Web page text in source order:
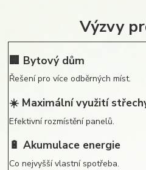
Výzvy
🏢 Bytový dům
Řešení pro více odběrných míst.
☀️ Maximální využití
Efektivní rozmístění panelů.
🔋 Akumulace energie
Co nejvyšší vlastní spotřeba.